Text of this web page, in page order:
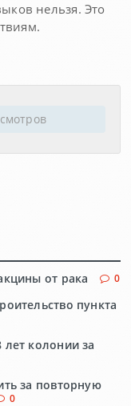
нельзя. Это
от рака 0
пункта
колонии за
за повторную
0